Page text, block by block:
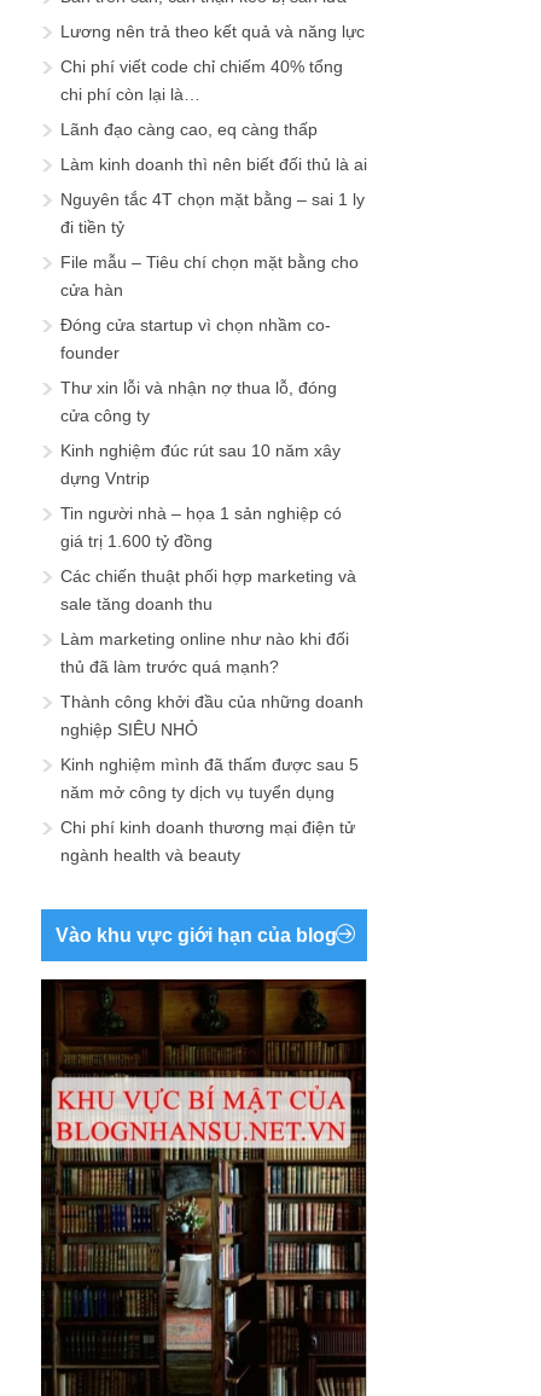
Lương nên trả theo kết quả và năng lực
Chi phí viết code chỉ chiếm 40% tổng
chi phí còn lại là…
Lãnh đạo càng cao, eq càng thấp
Làm kinh doanh thì nên biết đối thủ là ai
Nguyên tắc 4T chọn mặt bằng – sai 1 ly
đi tiền tỷ
File mẫu – Tiêu chí chọn mặt bằng cho
cửa hàn
Đóng cửa startup vì chọn nhầm co-
founder
Thư xin lỗi và nhận nợ thua lỗ, đóng
cửa công ty
Kinh nghiệm đúc rút sau 10 năm xây
dựng Vntrip
Tin người nhà – họa 1 sản nghiệp có
giá trị 1.600 tỷ đồng
Các chiến thuật phối hợp marketing và
sale tăng doanh thu
Làm marketing online như nào khi đối
thủ đã làm trước quá mạnh?
Thành công khởi đầu của những doanh
nghiệp SIÊU NHỎ
Kinh nghiệm mình đã thấm được sau 5
năm mở công ty dịch vụ tuyển dụng
Chi phí kinh doanh thương mại điện tử
ngành health và beauty
Vào khu vực giới hạn của blog